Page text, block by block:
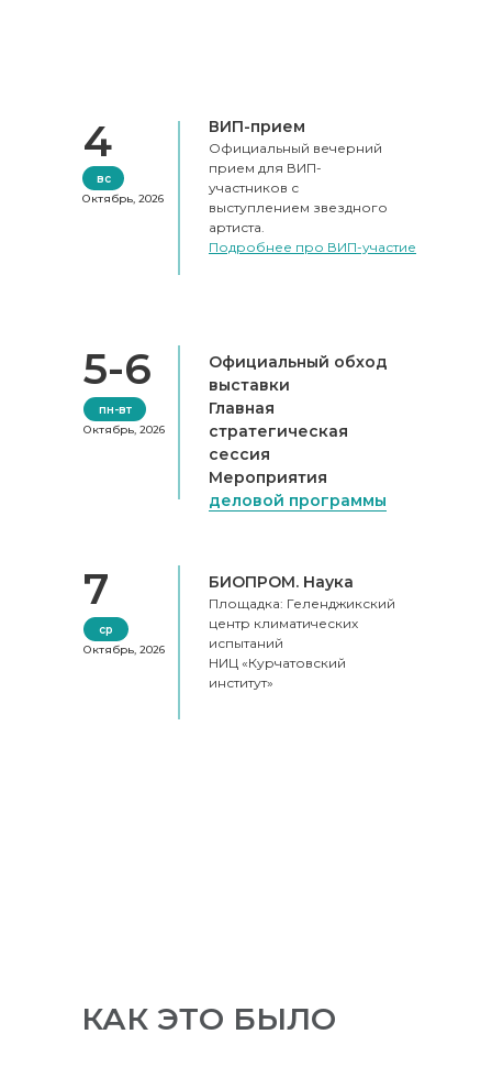
вс
Октябрь, 2026
4 ВИП-прием
Официальный вечерний
прием для ВИП-
участников с
выступлением звездного
артиста.
Подробнее про ВИП-участие
БИОПРОМ. Наука
Площадка: Геленджикский
центр климатических
испытаний
НИЦ «Курчатовский
институт»
5-6
Официальный обход
выставки
Главная
стратегическая
сессия
Мероприятия
деловой программы
пн-вт
Октябрь, 2026
7
ср
Октябрь, 2026
КАК ЭТО БЫЛО